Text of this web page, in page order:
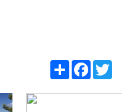
Share Facebook